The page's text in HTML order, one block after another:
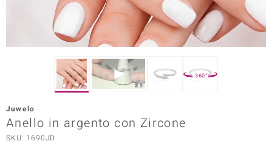
SELECTION
Paraíso
360°
Juwelo
Anello in argento con Zircone
SKU: 1690JD